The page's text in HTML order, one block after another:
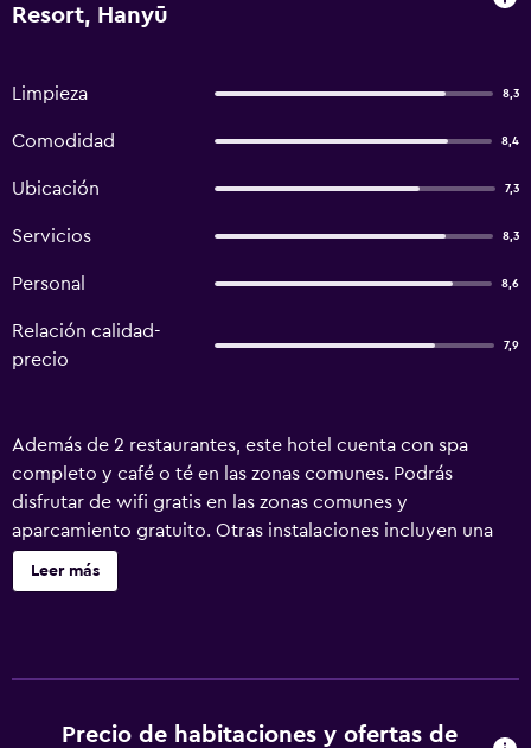
Resort, Hanyū
Limpieza 8,3
Comodidad 8,4
Ubicación 7,3
Servicios 8,3
Personal 8,6
Relación calidad-
precio
7,9
Además de 2 restaurantes, este hotel cuenta con spa
completo y café o té en las zonas comunes. Podrás
disfrutar de wifi gratis en las zonas comunes y
aparcamiento gratuito. Otras instalaciones incluyen una
sala de reuniones, servicio de tintorería y lavandería.
Route Inn Grantia Hanyu Spa Resort ofrece 259
higiene personal gratuitos. Los huéspedes pueden
Leer más
Precio de habitaciones y ofertas de